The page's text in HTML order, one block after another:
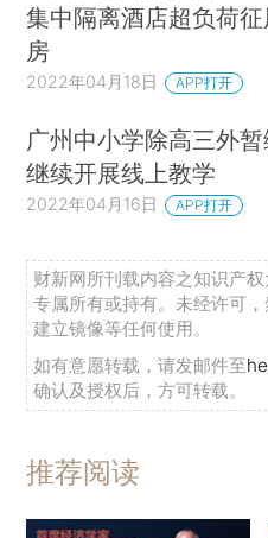
集中隔离酒店超负荷
房
2022年04月18日 APP打开
广州中小学除高三外
继续开展线上教学
2022年04月16日 APP打开
财新网所刊载内容之知识产
专属所有或持有。未经许可
建立镜像等任何使用。
如有意愿转载，请发邮件至
确认及授权后，方可转载。
推荐阅读